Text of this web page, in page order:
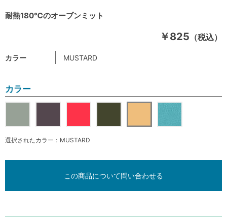
耐熱180℃のオーブンミット
￥825 （税込）
カラー MUSTARD
カラー
選択されたカラー：MUSTARD
この商品について問い合わせる